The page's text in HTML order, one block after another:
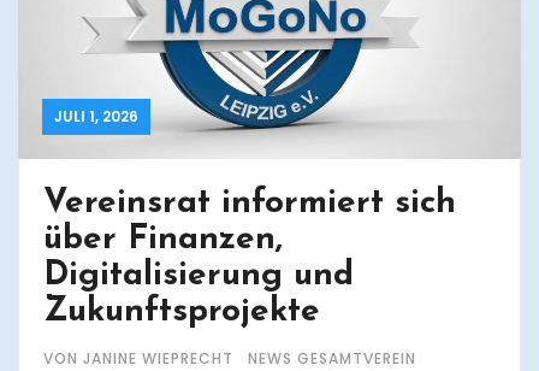
JULI 1, 2026
Vereinsrat informiert sich
über Finanzen,
Digitalisierung und
Zukunftsprojekte
VON JANINE WIEPRECHT NEWS GESAMTVEREIN